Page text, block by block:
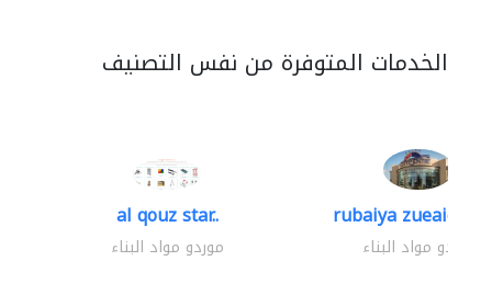
الخدمات المتوفرة من نفس التصنيف
al qouz star..
موردو مواد البناء
rubaiya zueaid
موردو مواد البناء